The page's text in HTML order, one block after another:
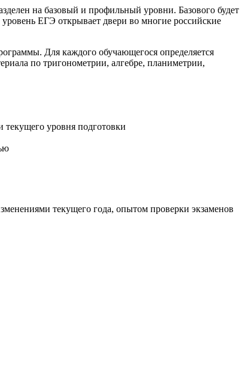
на базовый и профильный уровни. Базового будет
ЕГЭ открывает двери во многие российские
Для каждого обучающегося определяется
по тригонометрии, алгебре, планиметрии,
текущего уровня подготовки
текущего года, опытом проверки экзаменов